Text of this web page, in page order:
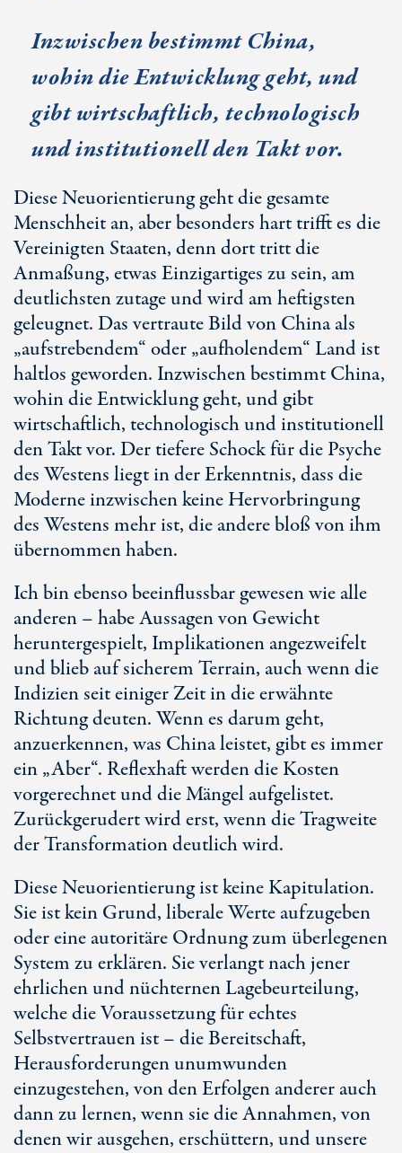
Inzwischen bestimmt China,
wohin die Entwicklung geht, und
gibt wirtschaftlich, technologisch
und institutionell den Takt vor.
Diese Neuorientierung geht die gesamte
Menschheit an, aber besonders hart trifft es die
Vereinigten Staaten, denn dort tritt die
Anmaßung, etwas Einzigartiges zu sein, am
deutlichsten zutage und wird am heftigsten
geleugnet. Das vertraute Bild von China als
„aufstrebendem“ oder „aufholendem“ Land ist
haltlos geworden. Inzwischen bestimmt China,
wohin die Entwicklung geht, und gibt
wirtschaftlich, technologisch und institutionell
den Takt vor. Der tiefere Schock für die Psyche
des Westens liegt in der Erkenntnis, dass die
Moderne inzwischen keine Hervorbringung
des Westens mehr ist, die andere bloß von ihm
übernommen haben.
Ich bin ebenso beeinflussbar gewesen wie alle
anderen – habe Aussagen von Gewicht
heruntergespielt, Implikationen angezweifelt
und blieb auf sicherem Terrain, auch wenn die
Indizien seit einiger Zeit in die erwähnte
Richtung deuten. Wenn es darum geht,
anzuerkennen, was China leistet, gibt es immer
ein „Aber“. Reflexhaft werden die Kosten
vorgerechnet und die Mängel aufgelistet.
Zurückgerudert wird erst, wenn die Tragweite
der Transformation deutlich wird.
Diese Neuorientierung ist keine Kapitulation.
Sie ist kein Grund, liberale Werte aufzugeben
oder eine autoritäre Ordnung zum überlegenen
System zu erklären. Sie verlangt nach jener
ehrlichen und nüchternen Lagebeurteilung,
welche die Voraussetzung für echtes
Selbstvertrauen ist – die Bereitschaft,
Herausforderungen unumwunden
einzugestehen, von den Erfolgen anderer auch
dann zu lernen, wenn sie die Annahmen, von
denen wir ausgehen, erschüttern, und unsere